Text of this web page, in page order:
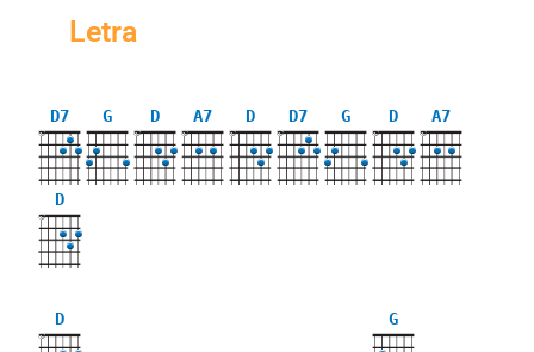
Letra
D7
X
G D
X
A7
X
D
X
D7
X
G D
X
A7
X
D
X
D
X
G